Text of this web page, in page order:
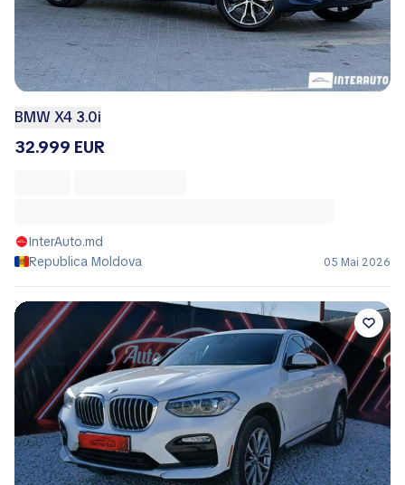
BMW X4 3.0i
32.999 EUR
InterAuto.md
Republica Moldova
05 Mai 2026